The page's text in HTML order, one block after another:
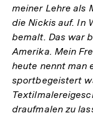
meiner Lehre als
die Nickis auf. In
bemalt. Das war
Amerika. Mein
heute nennt man
sportbegeistert
draufmalen zu